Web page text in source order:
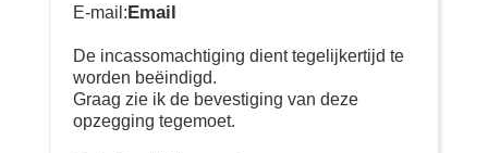
E-mail:Email
De incassomachtiging dient tegelijkertijd te
worden beëindigd.
Graag zie ik de bevestiging van deze
opzegging tegemoet.